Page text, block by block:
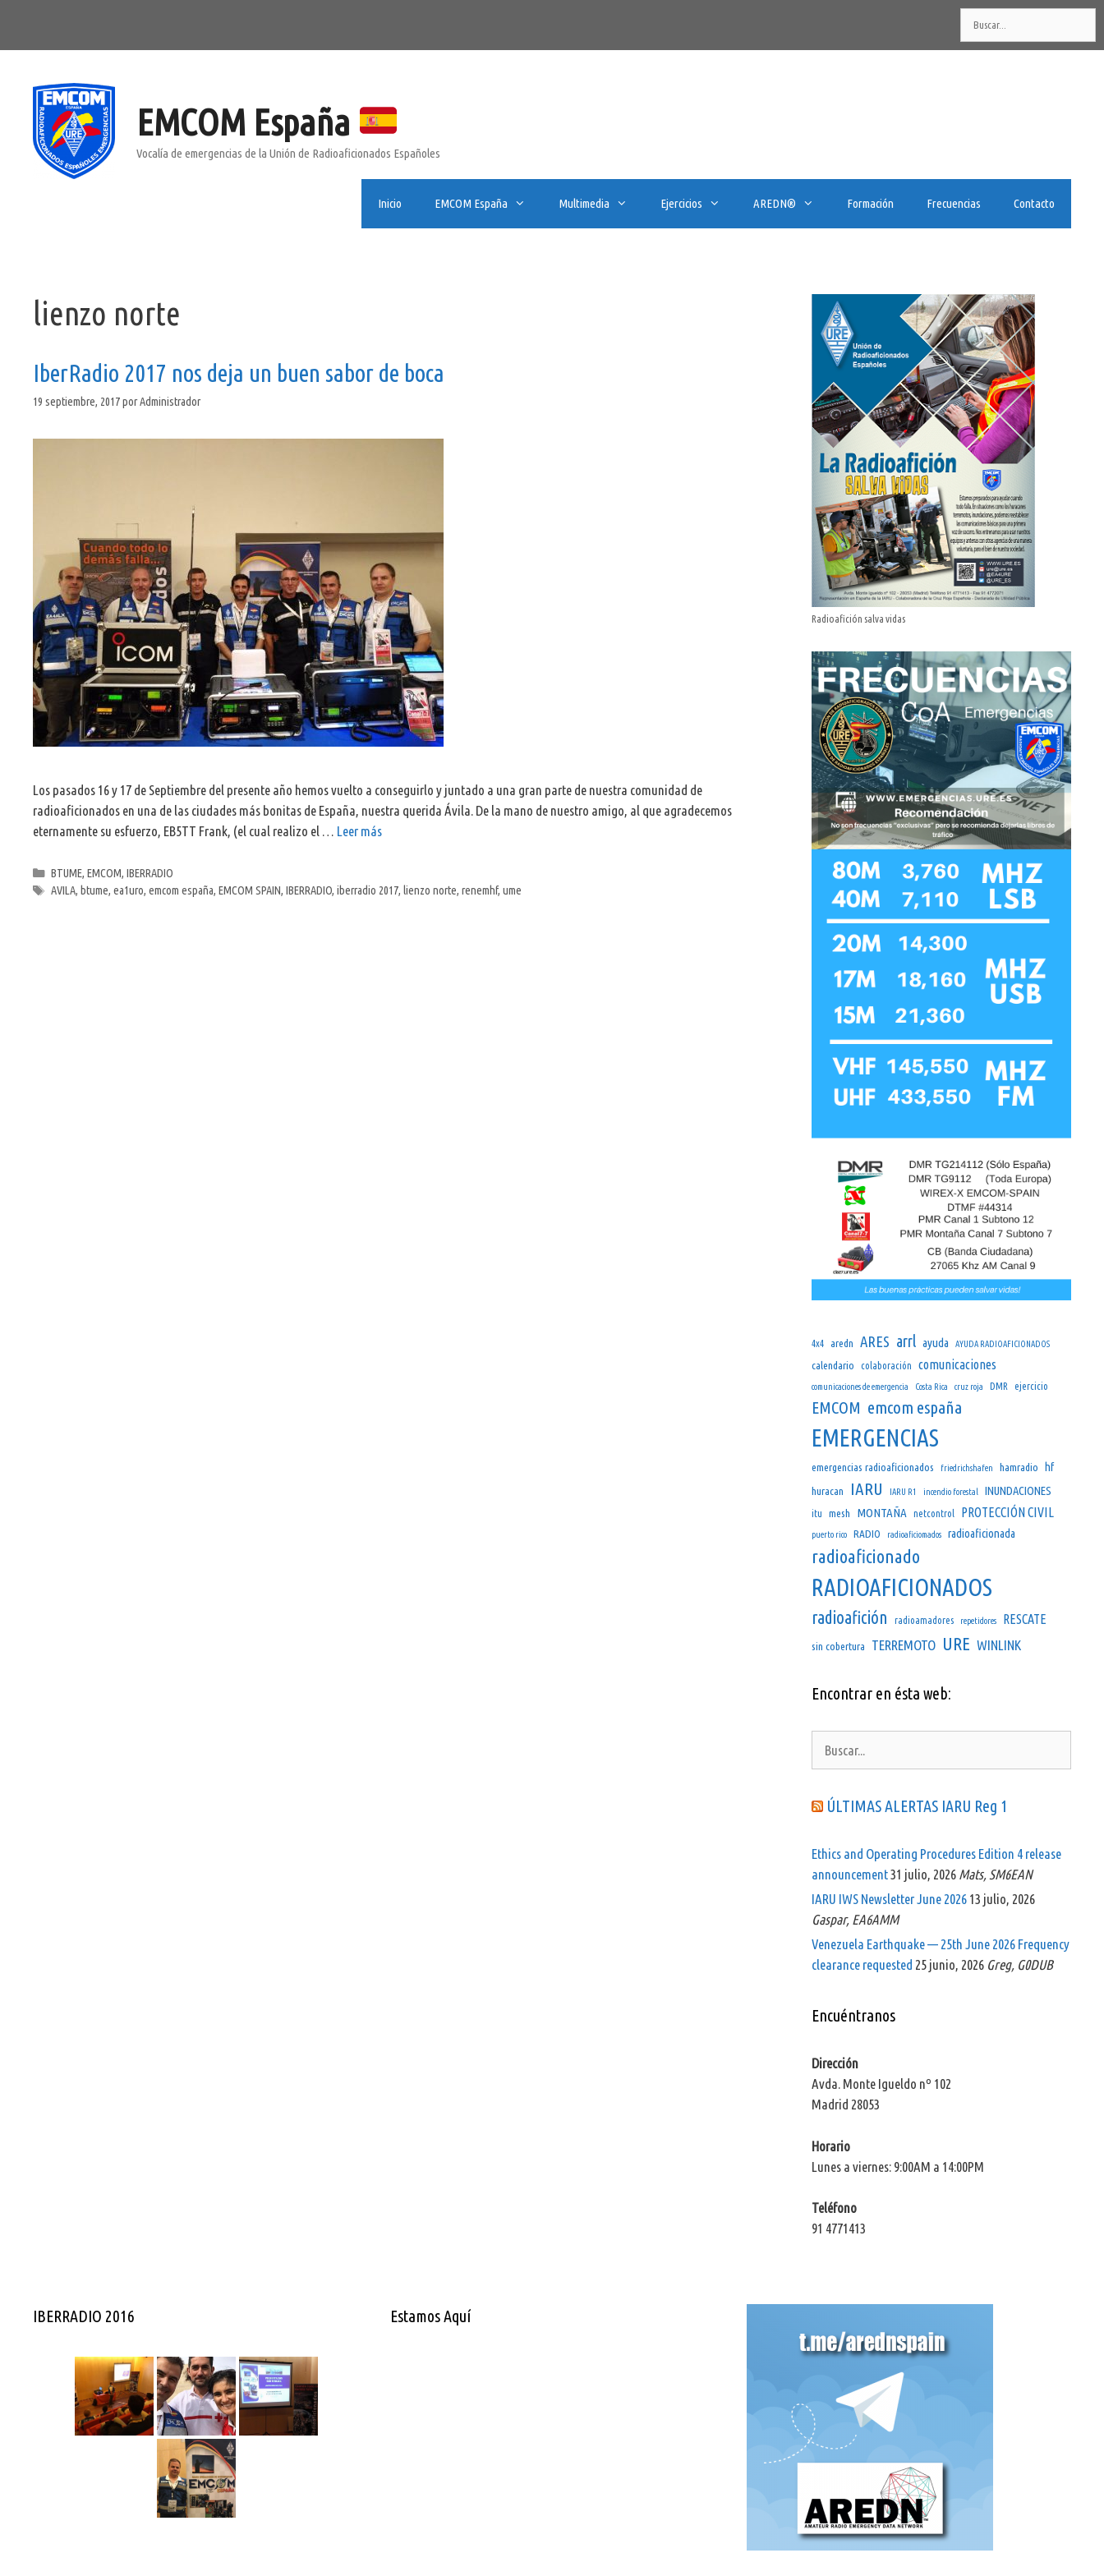
contenido
EMCOM España
Vocalía de emergencias de la Unión de Radioaficionados Españoles
Inicio EMCOM España Multimedia Ejercicios AREDN®️ Formación Frecuencias Contacto
lienzo norte
IberRadio 2017 nos deja un buen sabor de boca
19 septiembre, 2017porAdministrador
Los pasados 16 y 17 de Septiembre del presente año hemos vuelto a conseguirlo y juntado a una gran parte de nuestra comunidad de
radioaficionados en una de las ciudades más bonitas de España, nuestra querida Ávila. De la mano de nuestro amigo, al que agradecemos
eternamente su esfuerzo, EB5TT Frank, (el cual realizo el … Leer más
Categorías
BTUME, EMCOM, IBERRADIO
Etiquetas
AVILA, btume, ea1uro, emcom españa, EMCOM SPAIN, IBERRADIO, iberradio 2017, lienzo norte, renemhf, ume
Radioafición salva vidas
4x4 aredn ARES arrl ayuda AYUDA RADIOAFICIONADOS
calendario colaboración comunicaciones
comunicaciones de emergencia Costa Rica cruz roja DMR ejercicio
EMCOM emcom españa
EMERGENCIAS
emergencias radioaficionados friedrichshafen hamradio hf
huracan IARU IARU R1 incendio forestal INUNDACIONES
itu mesh MONTAÑA netcontrol PROTECCIÓN CIVIL
puerto rico RADIO radioaficiomados radioaficionada
radioaficionado
RADIOAFICIONADOS
radioafición radioamadores repetidores RESCATE
sin cobertura TERREMOTO URE WINLINK
Encontrar en ésta web:
ÚLTIMAS ALERTAS IARU Reg 1
Ethics and Operating Procedures Edition 4 release
announcement31 julio, 2026 Mats, SM6EAN
IARU IWS Newsletter June 2026 13 julio, 2026
Gaspar, EA6AMM
Venezuela Earthquake — 25th June 2026 Frequency
clearance requested 25 junio, 2026 Greg, G0DUB
Encuéntranos
Dirección
Avda. Monte Igueldo nº 102
Madrid 28053
Horario
Lunes a viernes: 9:00AM a 14:00PM
Teléfono
91 4771413
IBERRADIO 2016 Estamos Aquí